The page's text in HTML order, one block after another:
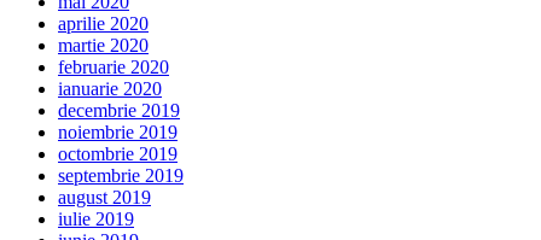
aprilie 2020
martie 2020
februarie 2020
ianuarie 2020
decembrie 2019
noiembrie 2019
octombrie 2019
septembrie 2019
august 2019
iulie 2019